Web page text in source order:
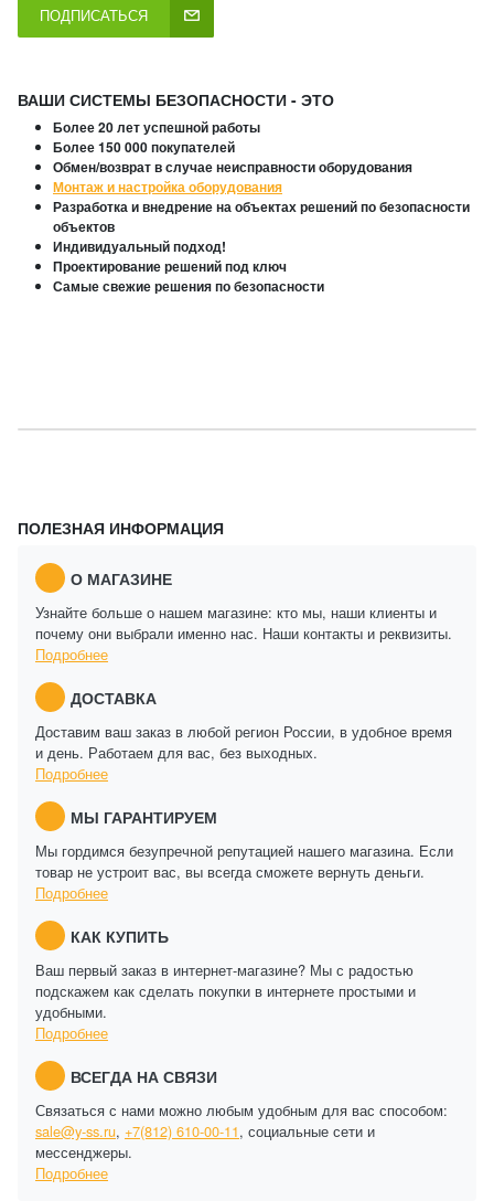
ПОДПИСАТЬСЯ
ВАШИ СИСТЕМЫ БЕЗОПАСНОСТИ - ЭТО
Более 20 лет успешной работы
Более 150 000 покупателей
Обмен/возврат в случае неисправности оборудования
Монтаж и настройка оборудования
Разработка и внедрение на объектах решений по безопасности
объектов
Индивидуальный подход!
Проектирование решений под ключ
Самые свежие решения по безопасности
ПОЛЕЗНАЯ ИНФОРМАЦИЯ
О МАГАЗИНЕ
Узнайте больше о нашем магазине: кто мы, наши клиенты и
почему они выбрали именно нас. Наши контакты и реквизиты.
Подробнее
ДОСТАВКА
Доставим ваш заказ в любой регион России, в удобное время
и день. Работаем для вас, без выходных.
Подробнее
МЫ ГАРАНТИРУЕМ
Мы гордимся безупречной репутацией нашего магазина. Если
товар не устроит вас, вы всегда сможете вернуть деньги.
Подробнее
КАК КУПИТЬ
Ваш первый заказ в интернет-магазине? Мы с радостью
подскажем как сделать покупки в интернете простыми и
удобными.
Подробнее
ВСЕГДА НА СВЯЗИ
Связаться с нами можно любым удобным для вас способом:
sale@y-ss.ru, +7(812) 610-00-11, социальные сети и
мессенджеры.
Подробнее